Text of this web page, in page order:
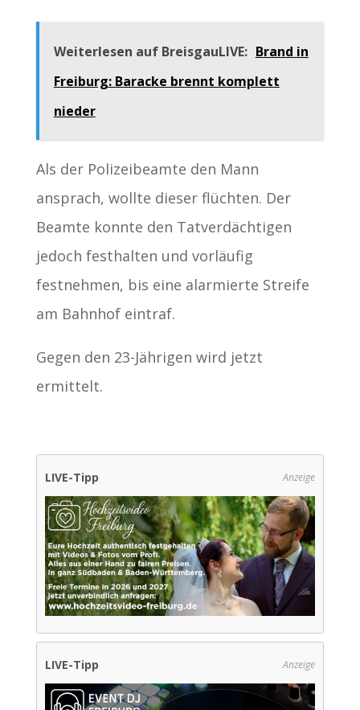
Weiterlesen auf BreisgauLIVE: Brand in
Freiburg: Baracke brennt komplett
nieder
Als der Polizeibeamte den Mann
ansprach, wollte dieser flüchten. Der
Beamte konnte den Tatverdächtigen
jedoch festhalten und vorläufig
festnehmen, bis eine alarmierte Streife
am Bahnhof eintraf.
Gegen den 23-Jährigen wird jetzt
ermittelt.
LIVE-Tipp Anzeige
LIVE-Tipp Anzeige